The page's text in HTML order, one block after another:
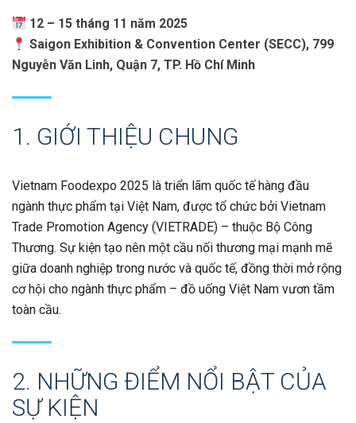
12 – 15 tháng 11 năm 2025
Saigon Exhibition & Convention Center (SECC), 799
Nguyễn Văn Linh, Quận 7, TP. Hồ Chí Minh
1. GIỚI THIỆU CHUNG
Vietnam Foodexpo 2025 là triển lãm quốc tế hàng đầu
ngành thực phẩm tại Việt Nam, được tổ chức bởi Vietnam
Trade Promotion Agency (VIETRADE) – thuộc Bộ Công
Thương. Sự kiện tạo nên một cầu nối thương mại mạnh mẽ
giữa doanh nghiệp trong nước và quốc tế, đồng thời mở rộng
cơ hội cho ngành thực phẩm – đồ uống Việt Nam vươn tầm
toàn cầu.
2. NHỮNG ĐIỂM NỔI BẬT CỦA
SỰ KIỆN